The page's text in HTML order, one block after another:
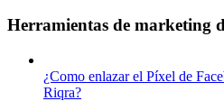
Herramientas de marketing
¿Como enlazar el Píxel de
Riqra?